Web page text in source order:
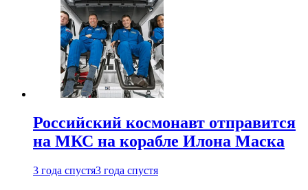
Российский космонавт отправится
на МКС на корабле Илона Маска
3 года спустя3 года спустя